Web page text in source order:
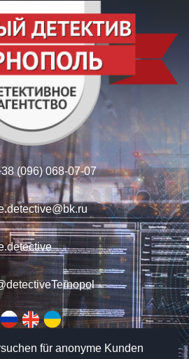
(096) 068-07-07
für anonyme Kunden